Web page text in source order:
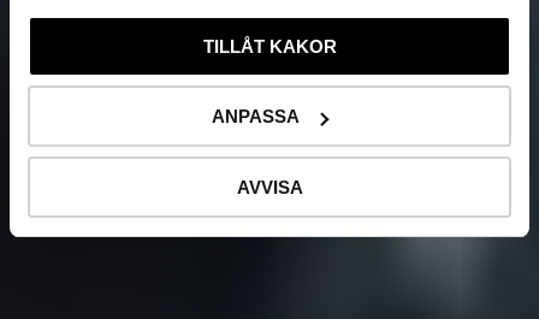
TILLÅT KAKOR
ANPASSA
AVVISA